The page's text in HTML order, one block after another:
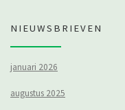
NIEUWSBRIEVEN
januari 2026
augustus 2025